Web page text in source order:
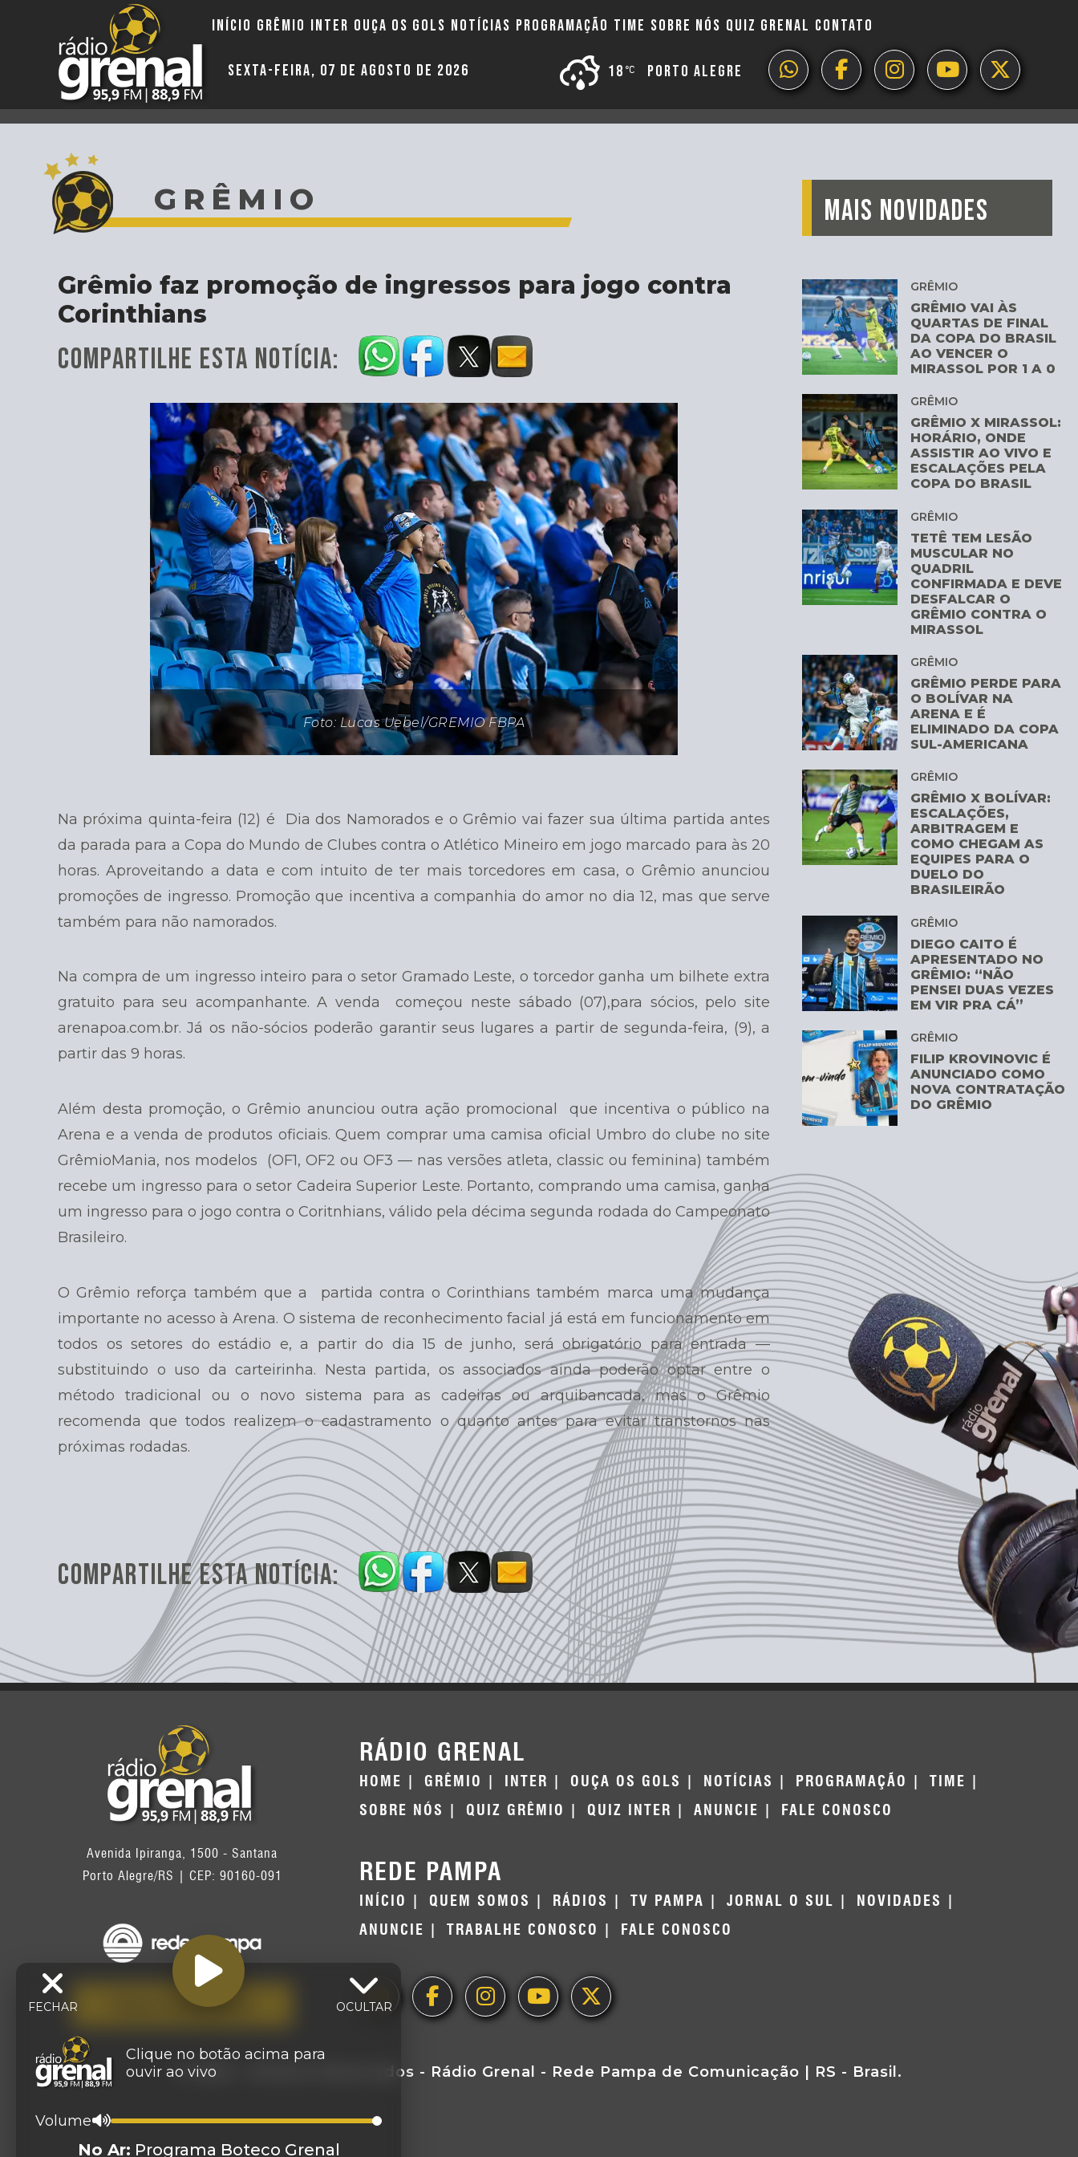
INÍCIO GRÊMIO INTER OUÇA OS GOLS NOTÍCIAS PROGRAMAÇÃO TIME SOBRE NÓS QUIZ GRENAL CONTATO
SEXTA-FEIRA, 07 DE AGOSTO DE 2026 PORTO ALEGRE
18
GRÊMIO
Grêmio faz promoção de ingressos para jogo contra
Corinthians
COMPARTILHE ESTA NOTÍCIA:
Foto: Lucas Uebel/GREMIO FBPA
Na próxima quinta-feira (12) é Dia dos Namorados e o Grêmio vai fazer sua última partida antes
da parada para a Copa do Mundo de Clubes contra o Atlético Mineiro em jogo marcado para às 20
horas. Aproveitando a data e com intuito de ter mais torcedores em casa, o Grêmio anunciou
promoções de ingresso. Promoção que incentiva a companhia do amor no dia 12, mas que serve
também para não namorados.
Na compra de um ingresso inteiro para o setor Gramado Leste, o torcedor ganha um bilhete extra
gratuito para seu acompanhante. A venda começou neste sábado (07),para sócios, pelo site
arenapoa.com.br. Já os não-sócios poderão garantir seus lugares a partir de segunda-feira, (9), a
partir das 9 horas.
Além desta promoção, o Grêmio anunciou outra ação promocional que incentiva o público na
Arena e a venda de produtos oficiais. Quem comprar uma camisa oficial Umbro do clube no site
GrêmioMania, nos modelos (OF1, OF2 ou OF3 — nas versões atleta, classic ou feminina) também
recebe um ingresso para o setor Cadeira Superior Leste. Portanto, comprando uma camisa, ganha
um ingresso para o jogo contra o Coritnhians, válido pela décima segunda rodada do Campeonato
Brasileiro.
O Grêmio reforça também que a partida contra o Corinthians também marca uma mudança
importante no acesso à Arena. O sistema de reconhecimento facial já está em funcionamento em
todos os setores do estádio e, a partir do dia 15 de junho, será obrigatório para entrada —
substituindo o uso da carteirinha. Nesta partida, os associados ainda poderão optar entre o
método tradicional ou o novo sistema para as cadeiras ou arquibancada, mas o Grêmio
recomenda que todos realizem o cadastramento o quanto antes para evitar transtornos nas
próximas rodadas.
COMPARTILHE ESTA NOTÍCIA:
MAIS NOVIDADES
GRÊMIO
GRÊMIO VAI ÀS
QUARTAS DE FINAL
DA COPA DO BRASIL
AO VENCER O
MIRASSOL POR 1 A 0
GRÊMIO
GRÊMIO X MIRASSOL:
HORÁRIO, ONDE
ASSISTIR AO VIVO E
ESCALAÇÕES PELA
COPA DO BRASIL
GRÊMIO
TETÊ TEM LESÃO
MUSCULAR NO
QUADRIL
CONFIRMADA E DEVE
DESFALCAR O
GRÊMIO CONTRA O
MIRASSOL
GRÊMIO
GRÊMIO PERDE PARA
O BOLÍVAR NA
ARENA E É
ELIMINADO DA COPA
SUL-AMERICANA
GRÊMIO
GRÊMIO X BOLÍVAR:
ESCALAÇÕES,
ARBITRAGEM E
COMO CHEGAM AS
EQUIPES PARA O
DUELO DO
BRASILEIRÃO
GRÊMIO
DIEGO CAITO É
APRESENTADO NO
GRÊMIO: “NÃO
PENSEI DUAS VEZES
EM VIR PRA CÁ”
GRÊMIO
FILIP KROVINOVIC É
ANUNCIADO COMO
NOVA CONTRATAÇÃO
DO GRÊMIO
Avenida Ipiranga, 1500 - Santana
Porto Alegre/RS | CEP: 90160-091
FALE CONOSCO
RÁDIO GRENAL
HOME GRÊMIO INTER OUÇA OS GOLS NOTÍCIAS PROGRAMAÇÃO
TIME
SOBRE NÓS
QUIZ GRÊMIO QUIZ INTER ANUNCIE FALE CONOSCO
REDE PAMPA
INÍCIO QUEM SOMOS RÁDIOS TV PAMPA JORNAL O SUL
NOVIDADES
ANUNCIE
TRABALHE CONOSCO FALE CONOSCO
© 2026 - Direitos Reservados - Rádio Grenal - Rede Pampa de Comunicação | RS - Brasil.
OCULTAR
FECHAR
Clique no botão acima para
ouvir ao vivo
Volume
No Ar: Programa Boteco Grenal